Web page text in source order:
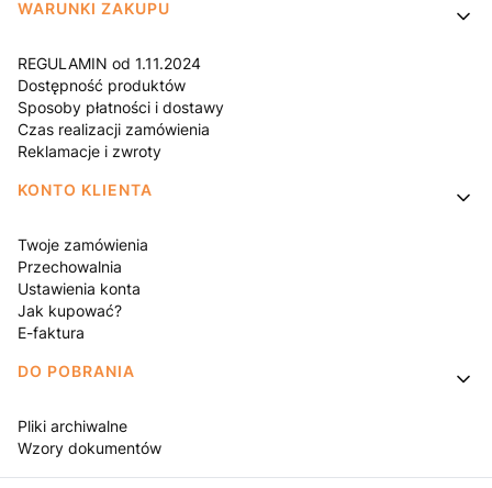
WARUNKI ZAKUPU
REGULAMIN od 1.11.2024
Dostępność produktów
Sposoby płatności i dostawy
Czas realizacji zamówienia
Reklamacje i zwroty
KONTO KLIENTA
Twoje zamówienia
Przechowalnia
Ustawienia konta
Jak kupować?
E-faktura
DO POBRANIA
Pliki archiwalne
Wzory dokumentów